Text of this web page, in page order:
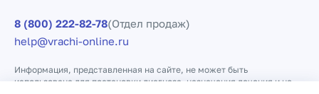
8 (800) 222-82-78(Отдел продаж)
help@vrachi-online.ru
Информация, представленная на сайте, не может быть
использована для постановки диагноза, назначения лечения и не